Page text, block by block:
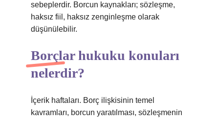
sebeplerdir. Borcun kaynakları; sözleşme,
haksız fiil, haksız zenginleşme olarak
düşünülebilir.
Borçlar hukuku konuları
nelerdir?
İçerik haftaları. Borç ilişkisinin temel
kavramları, borcun yaratılması, sözleşmenin